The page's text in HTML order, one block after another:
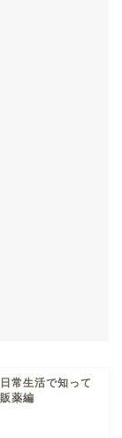
常生活で知って
薬編